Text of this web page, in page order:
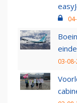
03-